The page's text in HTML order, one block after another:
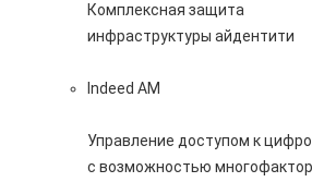
Комплексная защита
инфраструктуры айдентити
Indeed AM
Управление доступом к
с возможностью